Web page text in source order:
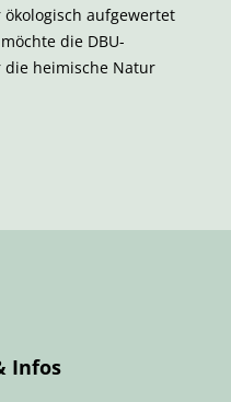
ökologisch aufgewertet
die DBU-
heimische Natur
Infos